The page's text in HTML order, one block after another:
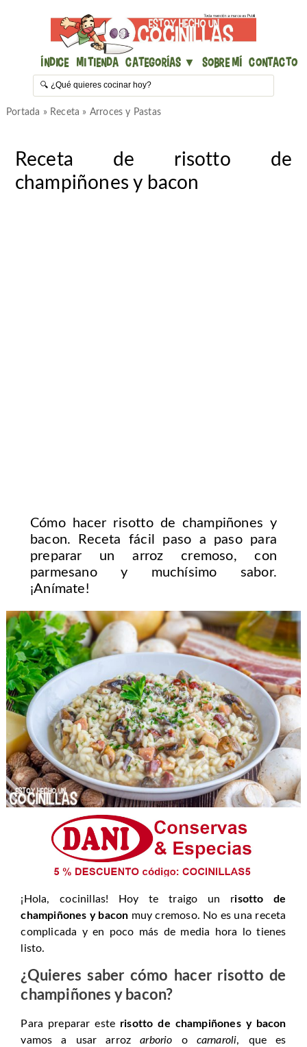
Índice Mi Tienda Categorías ▼ Sobre mí Contacto
Portada » Receta » Arroces y Pastas
Receta de risotto de
champiñones y bacon
Cómo hacer risotto de champiñones y
bacon. Receta fácil paso a paso para
preparar un arroz cremoso, con
parmesano y muchísimo sabor.
¡Anímate!
¡Hola, cocinillas! Hoy te traigo un risotto de
champiñones y bacon muy cremoso. No es una receta
complicada y en poco más de media hora lo tienes
listo.
¿Quieres saber cómo hacer risotto de
champiñones y bacon?
Para preparar este risotto de champiñones y bacon
vamos a usar arrozarborio o carnaroli, que es